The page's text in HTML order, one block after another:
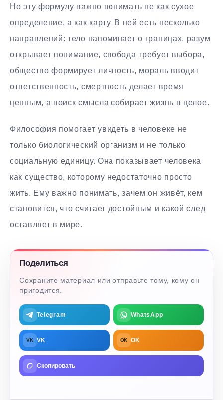
Но эту формулу важно понимать не как сухое
определение, а как карту. В ней есть несколько
направлений: тело напоминает о границах, разум
открывает понимание, свобода требует выбора,
общество формирует личность, мораль вводит
ответственность, смертность делает время
ценным, а поиск смысла собирает жизнь в целое.
Философия помогает увидеть в человеке не
только биологический организм и не только
социальную единицу. Она показывает человека
как существо, которому недостаточно просто
жить. Ему важно понимать, зачем он живёт, кем
становится, что считает достойным и какой след
оставляет в мире.
Поделиться
Сохраните материал или отправьте тому, кому он
пригодится.
Telegram WhatsApp
VK VK OK OK
Скопировать